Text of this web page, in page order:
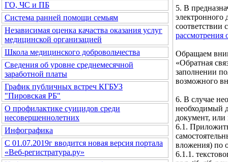
ГО, ЧС и ПБ
Система ранней помощи семьям
Независимая оценка качаства оказания услуг
медицинской организацией
Школа медицинского добровольчества
Сведения об уровне среднемесячной
заработной платы
График публичных встреч КГБУЗ
"Пировская РБ"
О профилактике суицидов среди
несовершеннолетних
Инфографика
С 01.07.2019г вводится новая версия портала
«Веб-регистратура.ру»
5. В
электронного
соответствии
Обращаем
«Обратная
заполнении
возможного
6. В случае
необходимый
документ,
6.1.
вложения) по
6.1.1.